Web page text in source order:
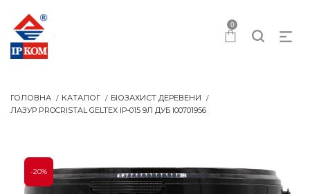
0
ГОЛОВНА КАТАЛОГ
БІОЗАХИСТ ДЕРЕВЕНИ
ЛАЗУР PROCRISTAL GELTEX IР-015 9Л ДУБ I00701956
-20%